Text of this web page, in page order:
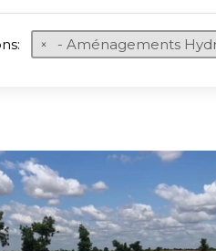
- Aménagements